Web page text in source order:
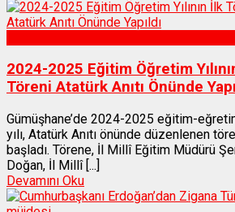
2024-2025 Eğitim Öğretim
Töreni Atatürk Anıtı Önünde
Gümüşhane’de 2024-2025 eğitim-
yılı, Atatürk Anıtı önünde düzenlenen
başladı. Törene, İl Millî Eğitim Müdürü
Doğan, İl Millî [...]
Devamını Oku